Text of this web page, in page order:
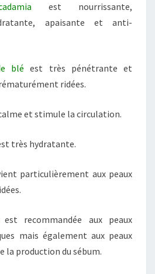
est nourrissante,
apaisante et anti-
blé est très pénétrante et
ridées.
et stimule la circulation.
très hydratante.
particulièrement aux peaux
est recommandée aux peaux
mais également aux peaux
la production du sébum.